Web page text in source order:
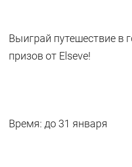
Выиграй путешествие в
призов от Elseve!
Время: до 31 января